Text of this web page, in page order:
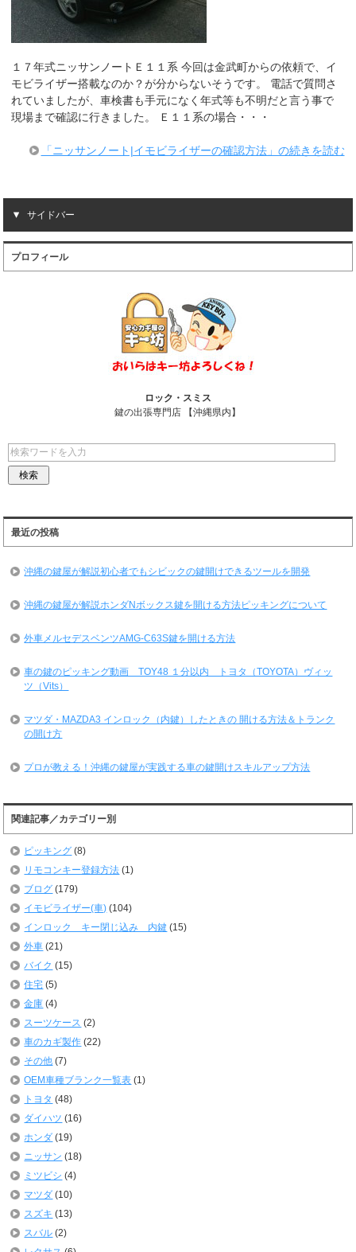
１７年式ニッサンノートＥ１１系 今回は金武町からの依頼で、イ
モビライザー搭載なのか？が分からないそうです。 電話で質問さ
れていましたが、車検書も手元になく年式等も不明だと言う事で
現場まで確認に行きました。 Ｅ１１系の場合・・・
「ニッサンノート|イモビライザーの確認方法」の続きを読む
サイドバー
プロフィール
ロック・スミス
鍵の出張専門店 【沖縄県内】
最近の投稿
沖縄の鍵屋が解説初心者でもシビックの鍵開けできるツールを開発
沖縄の鍵屋が解説ホンダNボックス鍵を開ける方法ピッキングについて
外車メルセデスベンツAMG-C63S鍵を開ける方法
車の鍵のピッキング動画 TOY48 １分以内 トヨタ（TOYOTA）ヴィッ
ツ（Vits）
マツダ・MAZDA3 インロック（内鍵）したときの 開ける方法＆トランク
の開け方
プロが教える！沖縄の鍵屋が実践する車の鍵開けスキルアップ方法
関連記事／カテゴリー別
ピッキング (8)
リモコンキー登録方法 (1)
ブログ (179)
イモビライザー(車) (104)
インロック キー閉じ込み 内鍵 (15)
外車 (21)
バイク (15)
住宅 (5)
金庫 (4)
スーツケース (2)
車のカギ製作 (22)
その他 (7)
OEM車種ブランク一覧表 (1)
トヨタ (48)
ダイハツ (16)
ホンダ (19)
ニッサン (18)
ミツビシ (4)
マツダ (10)
スズキ (13)
スバル (2)